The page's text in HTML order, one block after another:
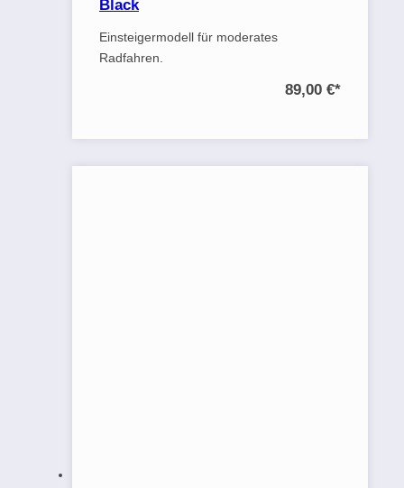
Black
Einsteigermodell für moderates
Radfahren.
89,00 €*